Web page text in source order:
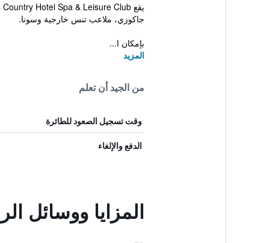
جاكوزي، ملاعب تنس خارجية وسونا.
بإمكان ا...
المزيد
من الجيد أن تعلم
وقت تسجيل الصعود للطائرة
الدفع والإلغاء
المزايا ووسائل